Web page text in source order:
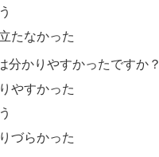
たなかった
分かりやすかったですか？
やすかった
づらかった